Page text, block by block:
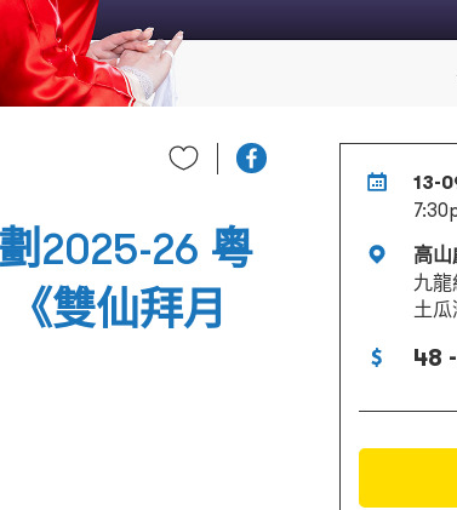
13-
高
九
土瓜
48
2025-26 粵
雙仙拜月